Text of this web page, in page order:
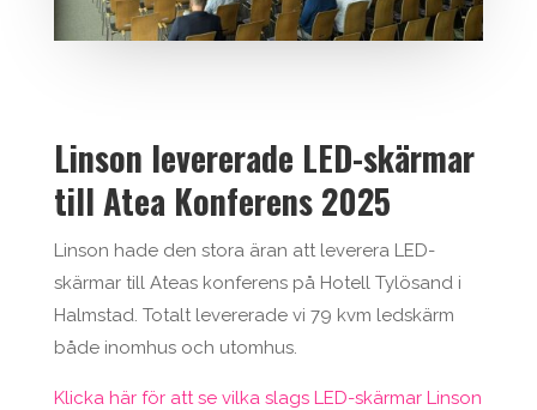
Linson levererade LED-skärmar
till Atea Konferens 2025
Linson hade den stora äran att leverera LED-
skärmar till Ateas konferens på Hotell Tylösand i
Halmstad. Totalt levererade vi 79 kvm ledskärm
både inomhus och utomhus.
Klicka här för att se vilka slags LED-skärmar Linson